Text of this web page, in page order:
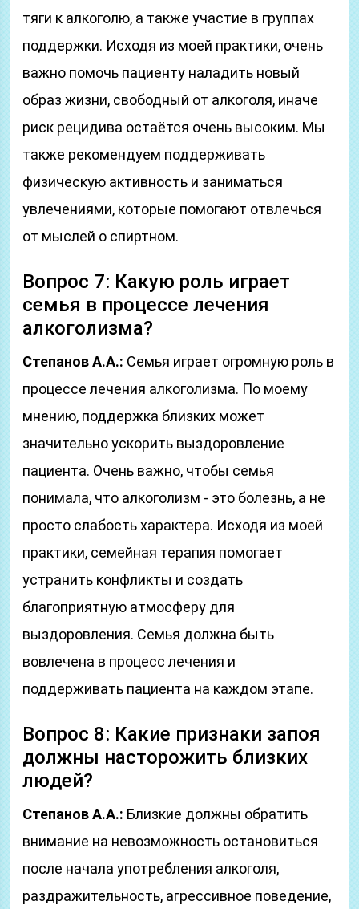
тяги к алкоголю, а также участие в группах
поддержки. Исходя из моей практики, очень
важно помочь пациенту наладить новый
образ жизни, свободный от алкоголя, иначе
риск рецидива остаётся очень высоким. Мы
также рекомендуем поддерживать
физическую активность и заниматься
увлечениями, которые помогают отвлечься
от мыслей о спиртном.
Вопрос 7: Какую роль играет
семья в процессе лечения
алкоголизма?
Степанов А.А.: Семья играет огромную роль в
процессе лечения алкоголизма. По моему
мнению, поддержка близких может
значительно ускорить выздоровление
пациента. Очень важно, чтобы семья
понимала, что алкоголизм - это болезнь, а не
просто слабость характера. Исходя из моей
практики, семейная терапия помогает
устранить конфликты и создать
благоприятную атмосферу для
выздоровления. Семья должна быть
вовлечена в процесс лечения и
поддерживать пациента на каждом этапе.
Вопрос 8: Какие признаки запоя
должны насторожить близких
людей?
Степанов А.А.: Близкие должны обратить
внимание на невозможность остановиться
после начала употребления алкоголя,
раздражительность, агрессивное поведение,